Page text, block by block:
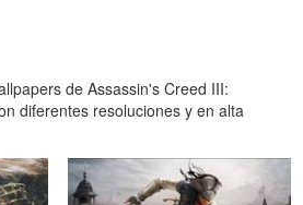
de Assassin's Creed III:
diferentes resoluciones y en alta